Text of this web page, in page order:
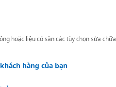
hoặc liệu có sẵn các tùy chọn sửa
hàng của bạn